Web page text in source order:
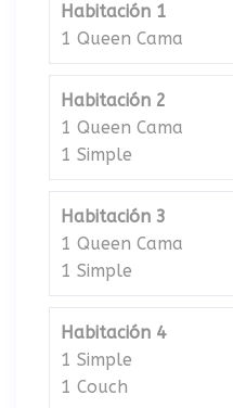
Habitación 1
1 Queen Cama
Habitación 2
1 Queen Cama
1 Simple
Habitación 3
1 Queen Cama
1 Simple
Habitación 4
1 Simple
1 Couch